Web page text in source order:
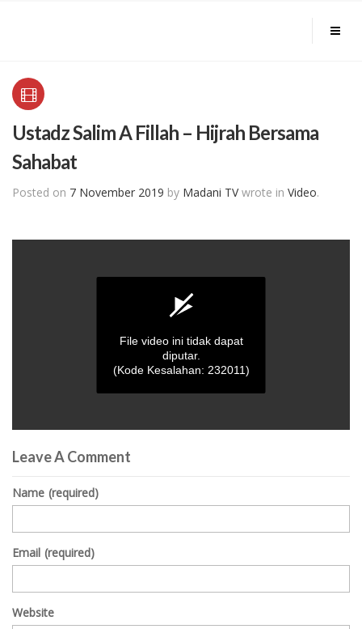
Ustadz Salim A Fillah – Hijrah Bersama
Sahabat
Posted on 7 November 2019 by Madani TVwrote in Video.
seconds
of
seconds
File video ini tidak dapat
diputar.
(Kode Kesalahan: 232011)
Leave A Comment
Name (required)
Email (required)
Website